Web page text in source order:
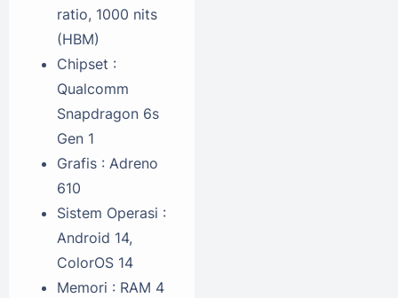
ratio, 1000 nits
(HBM)
Chipset :
Qualcomm
Snapdragon 6s
Gen 1
Grafis : Adreno
610
Sistem Operasi :
Android 14,
ColorOS 14
Memori : RAM 4